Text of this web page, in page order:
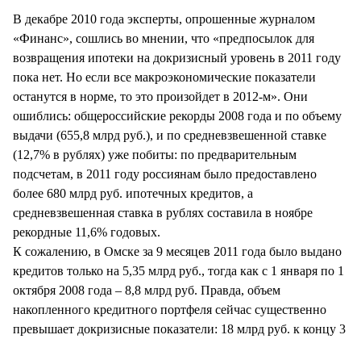
В декабре 2010 года эксперты, опрошенные журналом
«Финанс», сошлись во мнении, что «предпосылок для
возвращения ипотеки на докризисный уровень в 2011 году
пока нет. Но если все макроэкономические показатели
останутся в норме, то это произойдет в 2012-м». Они
ошиблись: общероссийские рекорды 2008 года и по объему
выдачи (655,8 млрд руб.), и по средневзвешенной ставке
(12,7% в рублях) уже побиты: по предварительным
подсчетам, в 2011 году россиянам было предоставлено
более 680 млрд руб. ипотечных кредитов, а
средневзвешенная ставка в рублях составила в ноябре
рекордные 11,6% годовых.
К сожалению, в Омске за 9 месяцев 2011 года было выдано
кредитов только на 5,35 млрд руб., тогда как с 1 января по 1
октября 2008 года – 8,8 млрд руб. Правда, объем
накопленного кредитного портфеля сейчас существенно
превышает докризисные показатели: 18 млрд руб. к концу 3